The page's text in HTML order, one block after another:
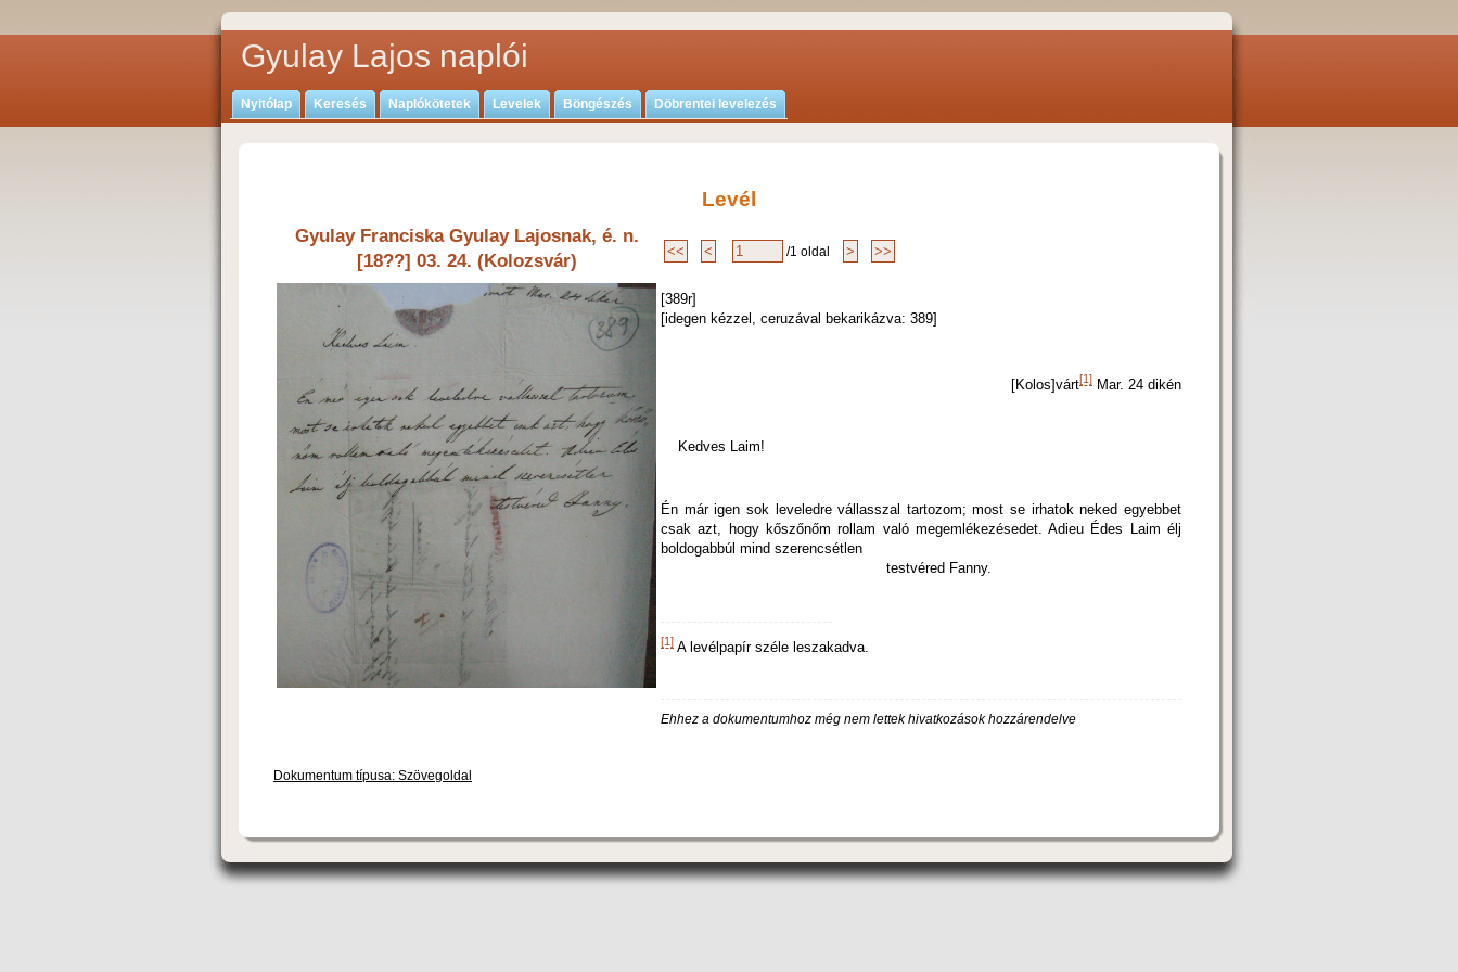
Gyulay Lajos naplói
Nyitólap Keresés Naplókötetek Levelek Böngészés Döbrentei levelezés
Levél
Gyulay Franciska Gyulay Lajosnak, é. n.
[18??] 03. 24. (Kolozsvár)
/1 oldal
[389r]
[idegen kézzel, ceruzával bekarikázva: 389]
[Kolos]várt[1] Mar. 24 dikén
Kedves Laim!
Én már igen sok leveledre vállasszal tartozom; most se irhatok neked egyebbet
csak azt, hogy kőszőnőm rollam való megemlékezésedet. Adieu Édes Laim élj
boldogabbúl mind szerencsétlen
testvéred Fanny.
[1] A levélpapír széle leszakadva.
Ehhez a dokumentumhoz még nem lettek hivatkozások hozzárendelve
Dokumentum típusa: Szövegoldal